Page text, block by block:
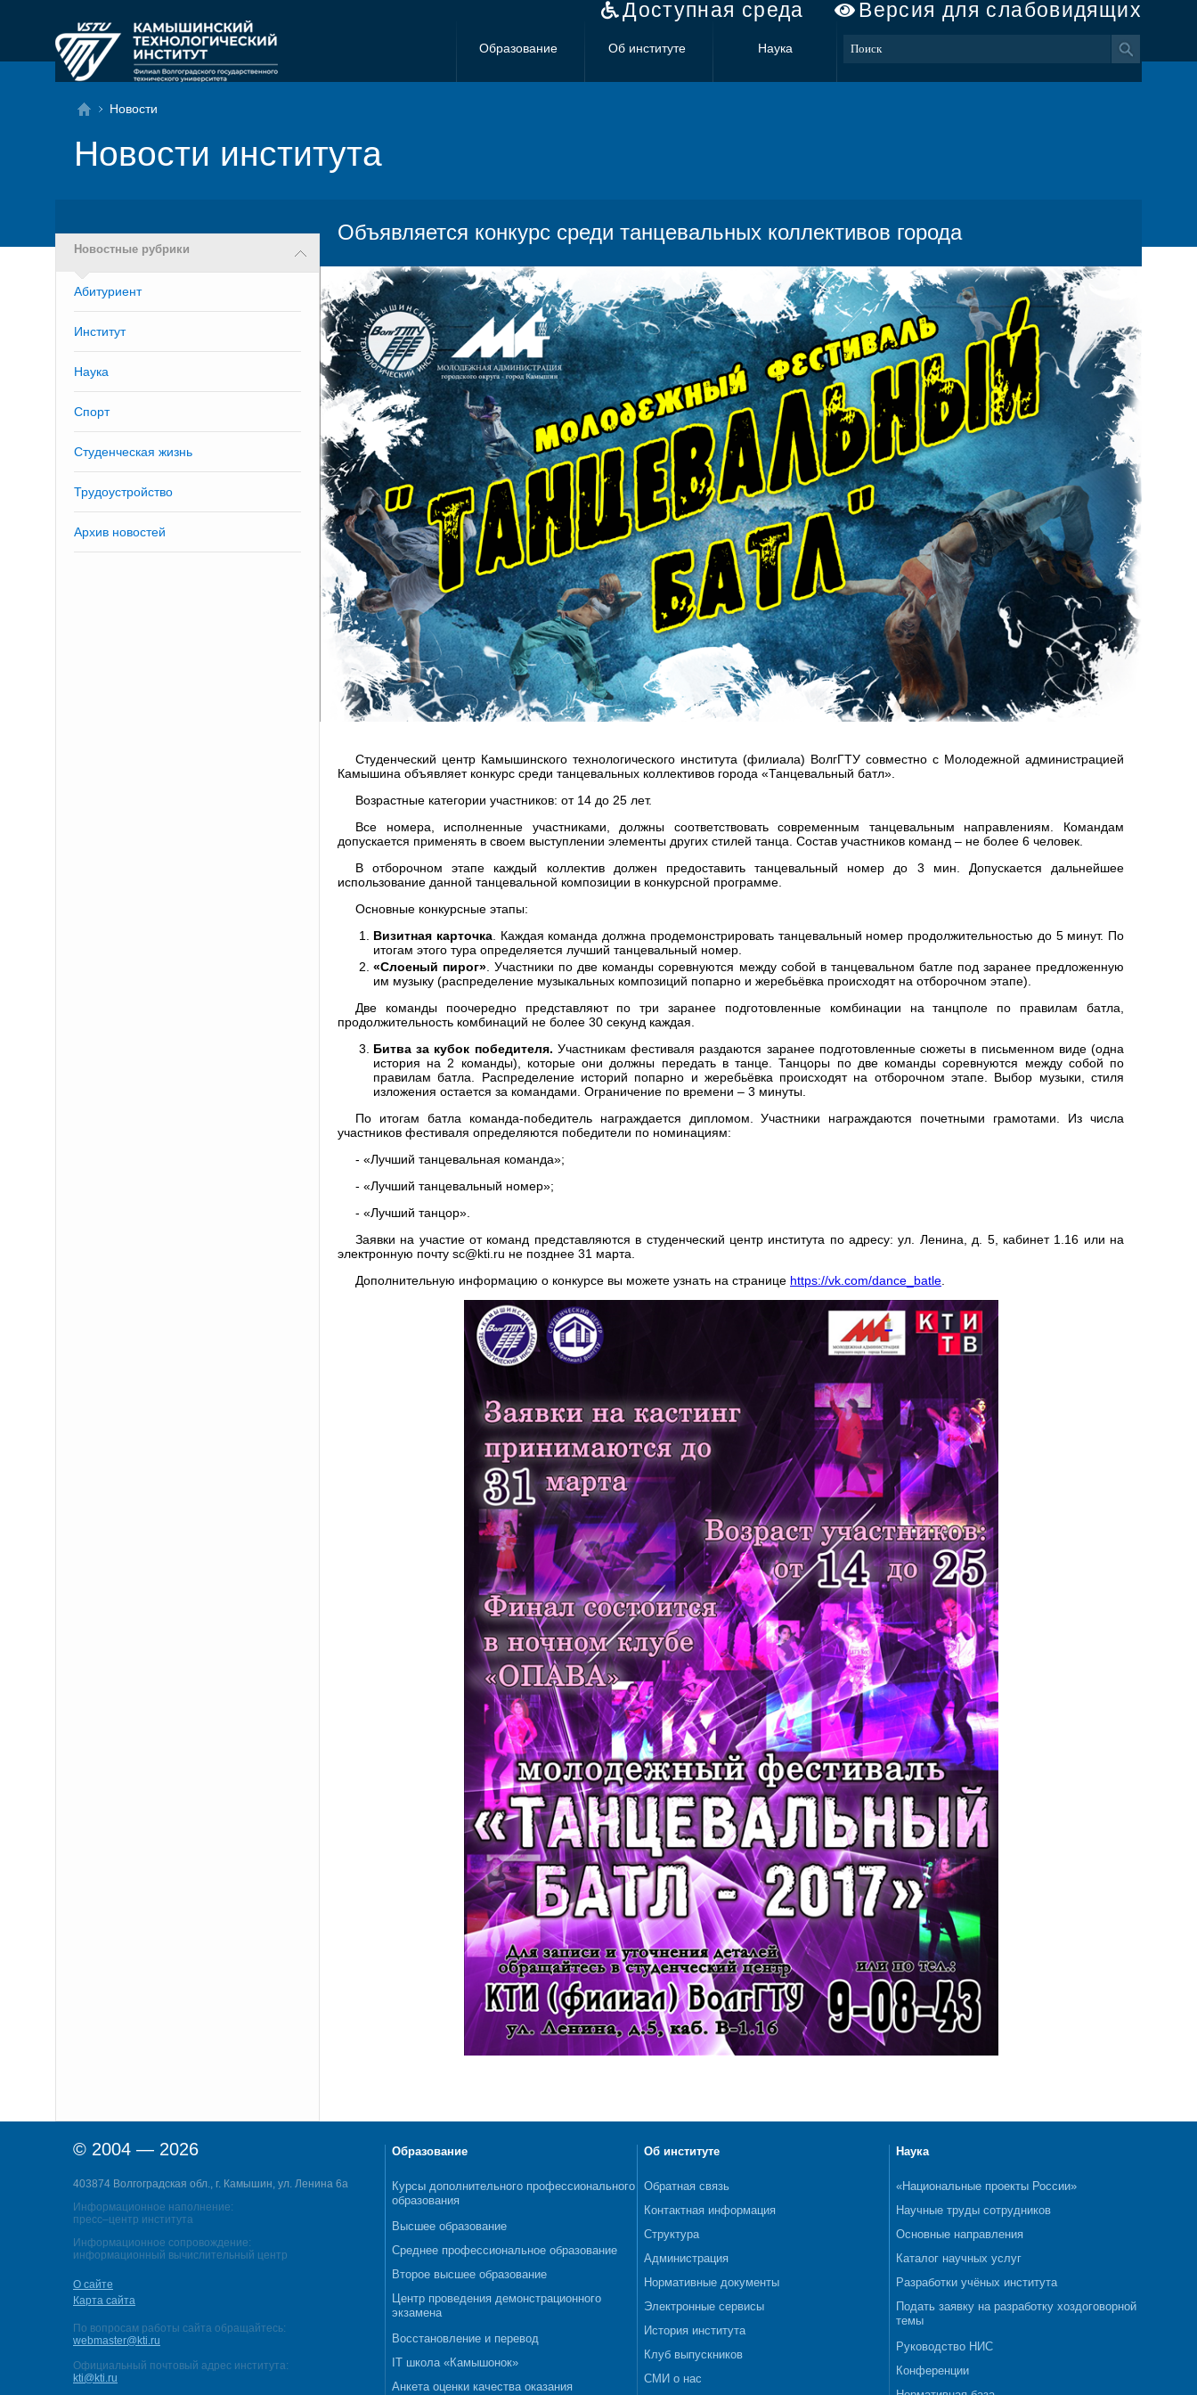
Доступная среда Версия для слабовидящих
Образование Об институте Наука
Новости
Новости института
Новостные рубрики
Абитуриент
Институт
Наука
Спорт
Студенческая жизнь
Трудоустройство
Архив новостей
Объявляется конкурс среди танцевальных коллективов города
Студенческий центр Камышинского технологического института (филиала) ВолгГТУ совместно с Молодежной администрацией
Камышина объявляет конкурс среди танцевальных коллективов города «Танцевальный батл».
Возрастные категории участников: от 14 до 25 лет.
Все номера, исполненные участниками, должны соответствовать современным танцевальным направлениям. Командам
допускается применять в своем выступлении элементы других стилей танца. Состав участников команд – не более 6 человек.
В отборочном этапе каждый коллектив должен предоставить танцевальный номер до 3 мин. Допускается дальнейшее
использование данной танцевальной композиции в конкурсной программе.
Основные конкурсные этапы:
Визитная карточка. Каждая команда должна продемонстрировать танцевальный номер продолжительностью до 5 минут. По
итогам этого тура определяется лучший танцевальный номер.
«Слоеный пирог» . Участники по две команды соревнуются между собой в танцевальном батле под заранее предложенную
им музыку (распределение музыкальных композиций попарно и жеребьёвка происходят на отборочном этапе).
Две команды поочередно представляют по три заранее подготовленные комбинации на танцполе по правилам батла,
продолжительность комбинаций не более 30 секунд каждая.
Битва за кубок победителя. Участникам фестиваля раздаются заранее подготовленные сюжеты в письменном виде (одна
история на 2 команды), которые они должны передать в танце. Танцоры по две команды соревнуются между собой по
правилам батла. Распределение историй попарно и жеребьёвка происходят на отборочном этапе. Выбор музыки, стиля
изложения остается за командами. Ограничение по времени – 3 минуты.
По итогам батла команда-победитель награждается дипломом. Участники награждаются почетными грамотами. Из числа
участников фестиваля определяются победители по номинациям:
- «Лучший танцевальная команда»;
- «Лучший танцевальный номер»;
- «Лучший танцор».
Заявки на участие от команд представляются в студенческий центр института по адресу: ул. Ленина, д. 5, кабинет 1.16 или на
электронную почту sс@kti.ru не позднее 31 марта.
Дополнительную информацию о конкурсе вы можете узнать на странице https://vk.com/dance_batle
© 2004 — 2026
403874 Волгоградская обл., г. Камышин, ул. Ленина 6а
Информационное наполнение:
пресс–центр института
Информационное сопровождение:
информационный вычислительный центр
О сайте
Карта сайта
По вопросам работы сайта обращайтесь:
webmaster@kti.ru
Официальный почтовый адрес института:
kti@kti.ru
Образование
Курсы дополнительного профессионального
образования
Высшее образование
Среднее профессиональное образование
Второе высшее образование
Центр проведения демонстрационного
экзамена
Восстановление и перевод
IT школа «Камышонок»
Анкета оценки качества оказания
Об институте
Обратная связь
Контактная информация
Структура
Администрация
Нормативные документы
Электронные сервисы
История института
Клуб выпускников
СМИ о нас
Наука
«Национальные проекты России»
Научные труды сотрудников
Основные направления
Каталог научных услуг
Разработки учёных института
Подать заявку на разработку хоздоговорной
темы
Руководство НИС
Конференции